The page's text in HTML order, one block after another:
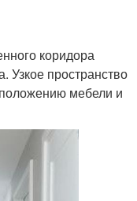
коридора
Узкое пространство
мебели и